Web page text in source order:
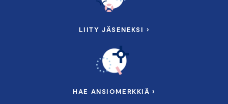
LIITY JÄSENEKSI ›
HAE ANSIOMERKKIÄ ›